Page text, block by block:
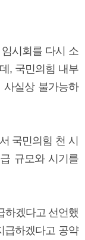
시회를 다시 소
, 국민의힘 내부
사실상 불가능하
국민의힘 천 시
규모와 시기를
하겠다고 선언했
급하겠다고 공약